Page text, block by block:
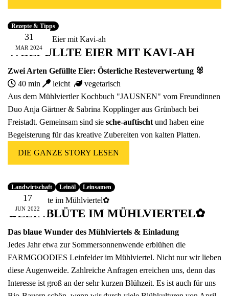
alle Geschenke ansehen
31
MAR 2024
Rezepte & Tipps
🍴GEFÜLLTE EIER MIT KAVI-AH
Zwei Arten Gefüllte Eier: Österliche Resteverwertung 🐰
40 min
leicht
vegetarisch
Aus dem Mühlviertler Kochbuch "JAUSNEN" vom Freundinnen
Duo Anja Gärtner & Sabrina Kopplinger aus Grünbach bei
Freistadt. Gemeinsam sind sie sche-auftischt und haben eine
Begeisterung für das kreative Zubereiten von kalten Platten.
DIE GANZE STORY LESEN
17
JUN 2022
Landwirtschaft Leinöl Leinsamen
✿LEINBLÜTE IM MÜHLVIERTEL✿
Das blaue Wunder des Mühlviertels & Einladung
Jedes Jahr etwa zur Sommersonnenwende erblühen die
FARMGOODIES Leinfelder im Mühlviertel. Nicht nur wir lieben
diese Augenweide. Zahlreiche Anfragen erreichen uns, denn das
Interesse ist groß an der sehr kurzen Blühzeit. Es ist auch für uns